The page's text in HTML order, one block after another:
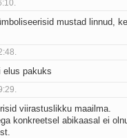
mustad linnud,
elus pakuks
viirastuslikku maailma.
konkreetsel abikaasal ei